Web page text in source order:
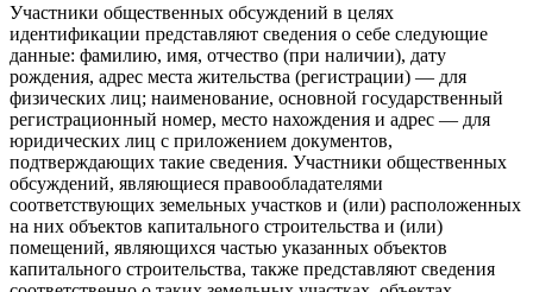
Участники общественных обсуждений в целях
идентификации представляют сведения о себе следующие
данные: фамилию, имя, отчество (при наличии), дату
рождения, адрес места жительства (регистрации) — для
физических лиц; наименование, основной государственный
регистрационный номер, место нахождения и адрес — для
юридических лиц с приложением документов,
подтверждающих такие сведения. Участники общественных
обсуждений, являющиеся правообладателями
соответствующих земельных участков и (или) расположенных
на них объектов капитального строительства и (или)
помещений, являющихся частью указанных объектов
капитального строительства, также представляют сведения